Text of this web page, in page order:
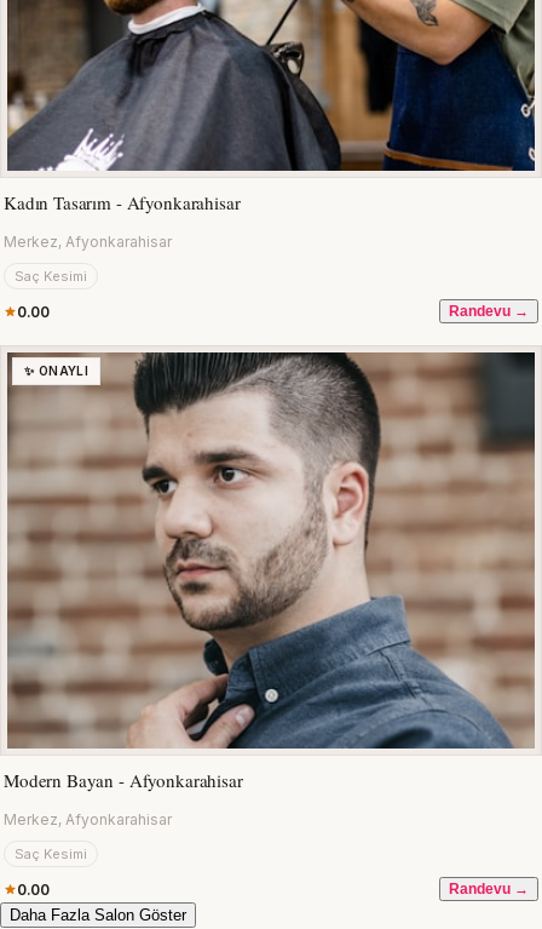
Kadın Tasarım - Afyonkarahisar
Merkez, Afyonkarahisar
Saç Kesimi
0.00 Randevu →
✨ ONAYLI
Modern Bayan - Afyonkarahisar
Merkez, Afyonkarahisar
Saç Kesimi
0.00 Randevu →
Daha Fazla Salon Göster